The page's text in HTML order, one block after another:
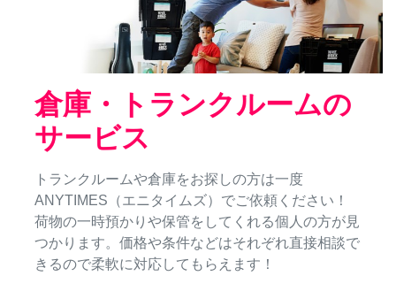
倉庫・トランクルームの
サービス
トランクルームや倉庫をお探しの方は一度
ANYTIMES（エニタイムズ）でご依頼ください！
荷物の一時預かりや保管をしてくれる個人の方が見
つかります。価格や条件などはそれぞれ直接相談で
きるので柔軟に対応してもらえます！